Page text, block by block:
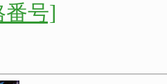
番号]